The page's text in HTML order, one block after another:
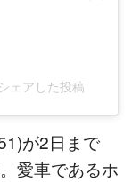
ェアした投稿
が2日まで
愛車であるホ